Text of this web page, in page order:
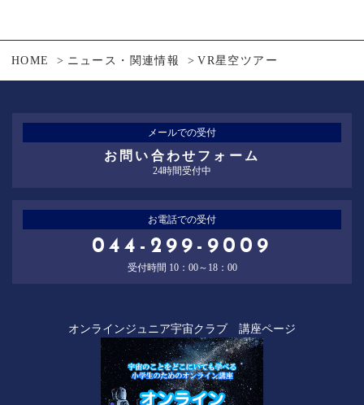
HOME ニュース・関連情報 VR星空ツアー
メールでの受付
お問い合わせフォーム
24時間受付中
お電話での受付
044-299-9009
受付時間 10：00～18：00
オンラインジュニア宇宙クラブ 講座ページ